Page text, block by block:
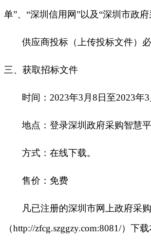
单”、“深圳信用网”以及“深圳市政
供应商投标（上传投标文件）
三、获取招标文件
时间：2023年3月8日至2023年
地点：登录深圳政府采购智慧
方式：在线下载。
售价：免费
凡已注册的深圳市网上政府采
（http://zfcg.szggzy.com:8081/）